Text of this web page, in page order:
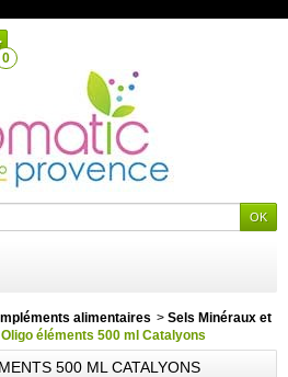
0
alimentaires > Sels Minéraux et
éléments 500 ml Catalyons
500 ML CATALYONS